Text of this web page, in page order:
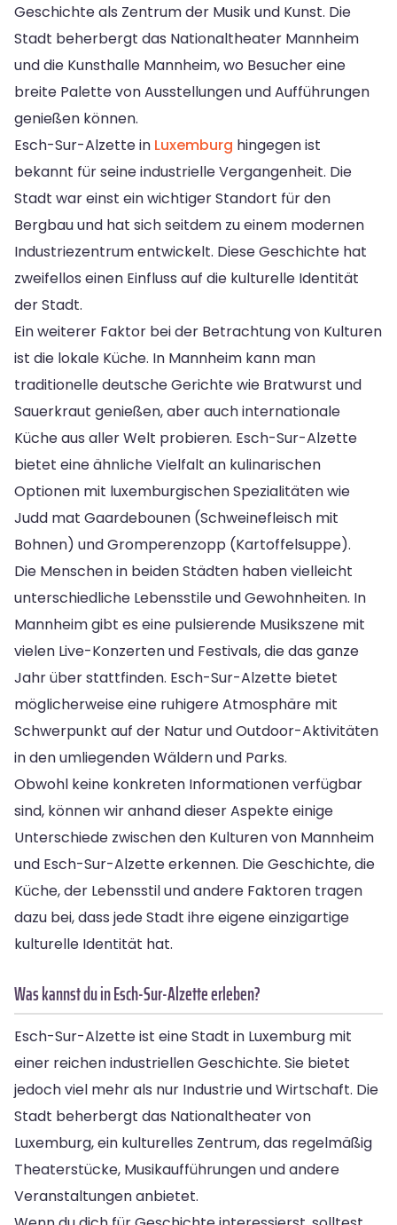
Geschichte als Zentrum der Musik und Kunst. Die
Stadt beherbergt das Nationaltheater Mannheim
und die Kunsthalle Mannheim, wo Besucher eine
breite Palette von Ausstellungen und Aufführungen
genießen können.
Esch-Sur-Alzette in Luxemburg hingegen ist
bekannt für seine industrielle Vergangenheit. Die
Stadt war einst ein wichtiger Standort für den
Bergbau und hat sich seitdem zu einem modernen
Industriezentrum entwickelt. Diese Geschichte hat
zweifellos einen Einfluss auf die kulturelle Identität
der Stadt.
Ein weiterer Faktor bei der Betrachtung von Kulturen
ist die lokale Küche. In Mannheim kann man
traditionelle deutsche Gerichte wie Bratwurst und
Sauerkraut genießen, aber auch internationale
Küche aus aller Welt probieren. Esch-Sur-Alzette
bietet eine ähnliche Vielfalt an kulinarischen
Optionen mit luxemburgischen Spezialitäten wie
Judd mat Gaardebounen (Schweinefleisch mit
Bohnen) und Gromperenzopp (Kartoffelsuppe).
Die Menschen in beiden Städten haben vielleicht
unterschiedliche Lebensstile und Gewohnheiten. In
Mannheim gibt es eine pulsierende Musikszene mit
vielen Live-Konzerten und Festivals, die das ganze
Jahr über stattfinden. Esch-Sur-Alzette bietet
möglicherweise eine ruhigere Atmosphäre mit
Schwerpunkt auf der Natur und Outdoor-Aktivitäten
in den umliegenden Wäldern und Parks.
Obwohl keine konkreten Informationen verfügbar
sind, können wir anhand dieser Aspekte einige
Unterschiede zwischen den Kulturen von Mannheim
und Esch-Sur-Alzette erkennen. Die Geschichte, die
Küche, der Lebensstil und andere Faktoren tragen
dazu bei, dass jede Stadt ihre eigene einzigartige
kulturelle Identität hat.
Was kannst du in Esch-Sur-Alzette erleben?
Esch-Sur-Alzette ist eine Stadt in Luxemburg mit
einer reichen industriellen Geschichte. Sie bietet
jedoch viel mehr als nur Industrie und Wirtschaft. Die
Stadt beherbergt das Nationaltheater von
Luxemburg, ein kulturelles Zentrum, das regelmäßig
Theaterstücke, Musikaufführungen und andere
Veranstaltungen anbietet.